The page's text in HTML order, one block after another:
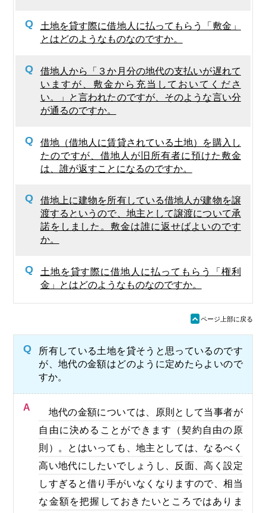
Q
土地を貸す際に借地人に払ってもらう「敷金」
とはどのようなものなのですか。
Q
借地人から「３か月分の地代の支払いが遅れて
いますが、敷金から充当しておいてくださ
い。」と言われたのですが、そのような言い分
が通るのですか。
Q
借地（借地人に賃貸されている土地）を購入し
たのですが、借地人が旧所有者に預けた敷金
は、誰が返すことになるのですか。
Q
借地上に建物を所有している借地人が建物を譲
渡するというので、地主として譲渡について承
諾をしました。敷金は誰に返せばよいのです
か。
Q
土地を貸す際に借地人に払ってもらう「権利
金」とはどのようなものなのですか。
ü ページ上部に戻る
Q
所有している土地を貸そうと思っているのです
が、地代の金額はどのように定めたらよいので
すか。
A
地代の金額については、原則として当事者が
自由に決めることができます（契約自由の原
則）。とはいっても、地主としては、なるべく
高い地代にしたいでしょうし、反面、高く設定
しすぎると借り手がいなくなりますので、相当
な金額を把握しておきたいところではありま